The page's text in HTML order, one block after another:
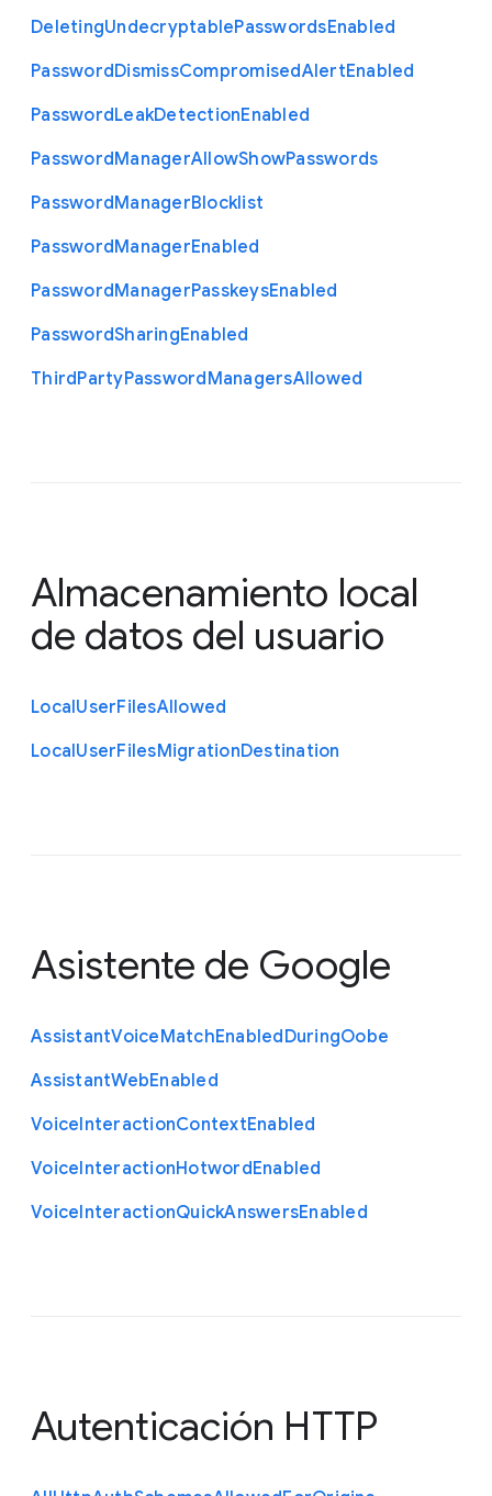
DeletingUndecryptablePasswordsEnabled
PasswordDismissCompromisedAlertEnabled
PasswordLeakDetectionEnabled
PasswordManagerAllowShowPasswords
PasswordManagerBlocklist
PasswordManagerEnabled
PasswordManagerPasskeysEnabled
PasswordSharingEnabled
ThirdPartyPasswordManagersAllowed
Almacenamiento local
de datos del usuario
LocalUserFilesAllowed
LocalUserFilesMigrationDestination
Asistente de Google
AssistantVoiceMatchEnabledDuringOobe
AssistantWebEnabled
VoiceInteractionContextEnabled
VoiceInteractionHotwordEnabled
VoiceInteractionQuickAnswersEnabled
Autenticación HTTP